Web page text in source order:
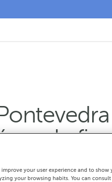
de
your user experience and to show
your browsing habits. You can